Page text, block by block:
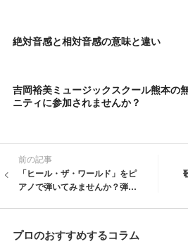
絶対音感と相対音感の意味と違い
吉岡裕美ミュージックスクール熊本の
ニティに参加されませんか？
前の記事
「ヒール・ザ・ワールド」をピ
アノで弾いてみませんか？弾き
プロのおすすめするコラム